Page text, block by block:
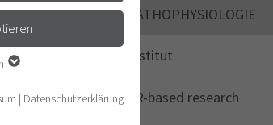
PATHOPHYSIOLOGIE
Institut
3R-based research
der Webseite
einwandfrei
| Datenschutzerklärung